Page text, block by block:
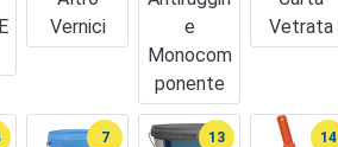
Vernici
E
Monocom
Ponente
Vetrata
7 13 14